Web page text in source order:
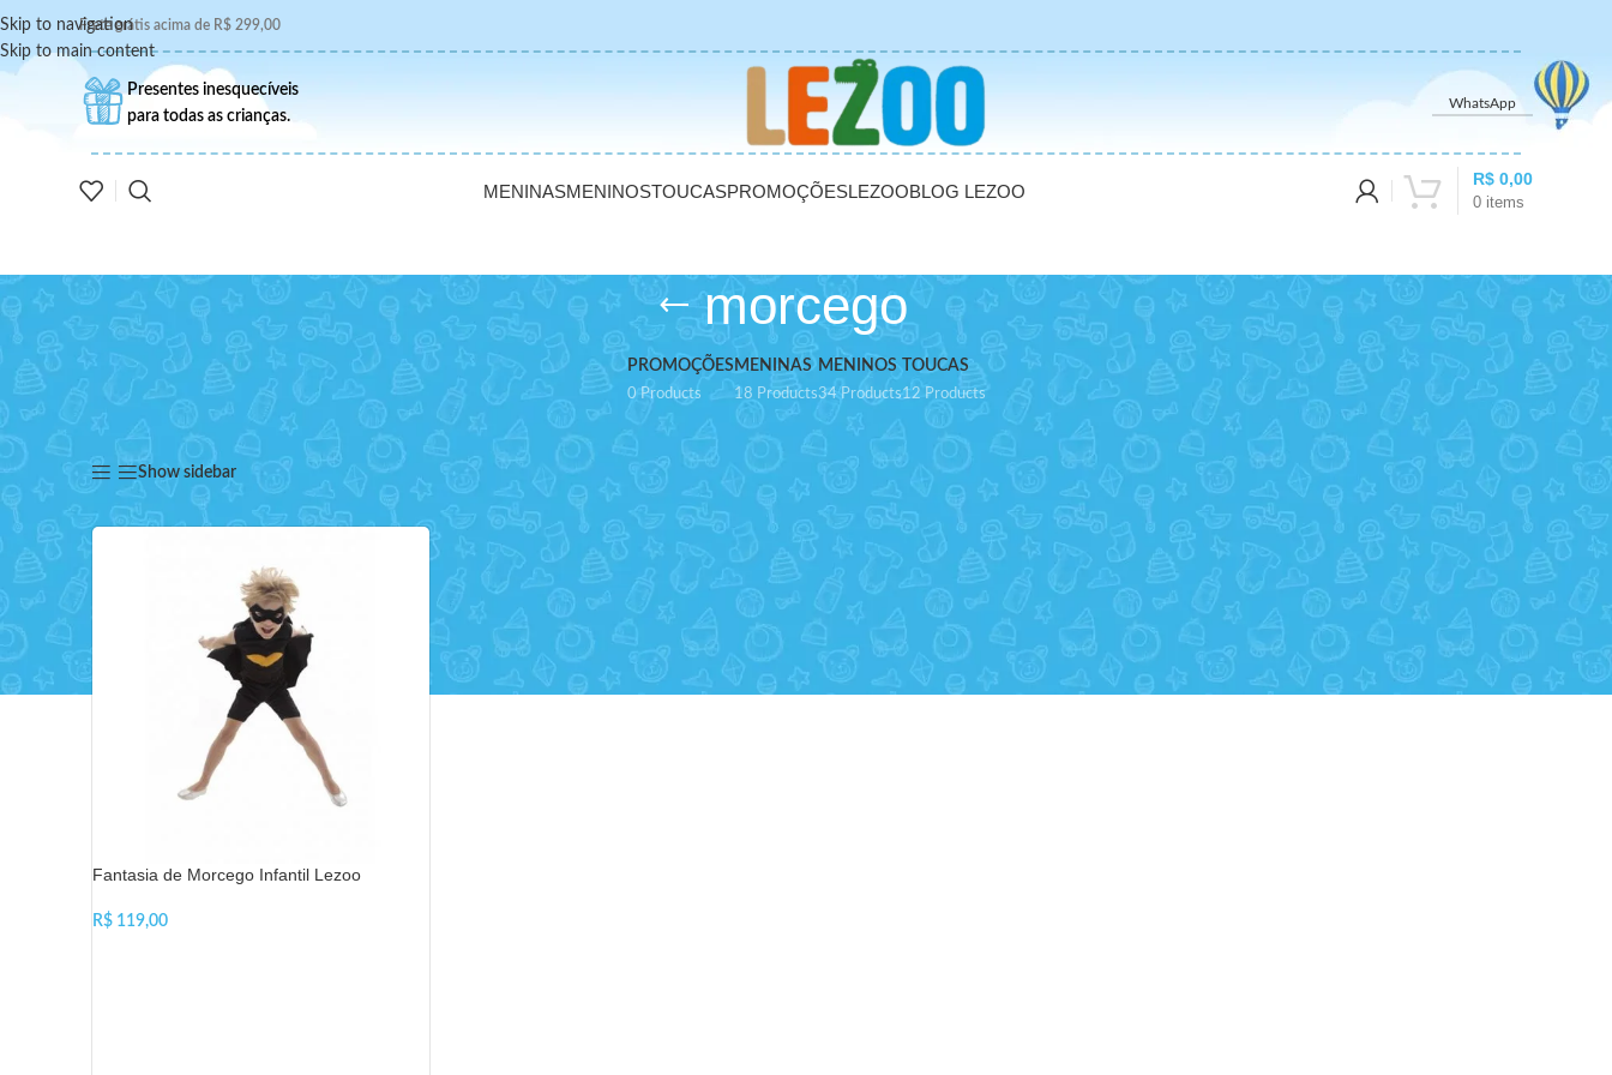
Skip to navigation
Skip to main content
Frete grátis acima de R$ 299,00
Presentes inesquecíveis
para todas as crianças.
WhatsApp
MENINASMENINOSTOUCASPROMOÇÕESLEZOOBLOG LEZOO
0 items
R$ 0,00
morcego
PROMOÇÕES
0 Products
MENINAS
18 Products
MENINOS
34 Products
TOUCAS
12 Products
Início Produtos marcados com a tag “morcego” Exibindo um único resultado
Show sidebar 18
Fantasia de Morcego Infantil Lezoo
R$